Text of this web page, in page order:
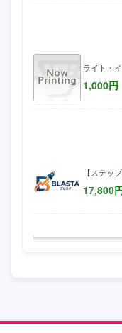
ライト・
1,000円
【ステッ
17,800